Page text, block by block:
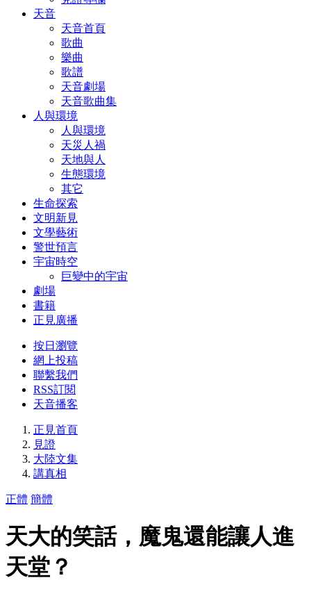
天音
天音首頁
歌曲
樂曲
歌譜
天音劇場
天音歌曲集
人與環境
人與環境
天災人禍
天地與人
生態環境
其它
生命探索
文明新見
文學藝術
警世預言
宇宙時空
巨變中的宇宙
劇場
書籍
正見廣播
按日瀏覽
網上投稿
聯繫我們
RSS訂閱
天音播客
正見首頁
見證
大陸文集
講真相
正體 簡體
天大的笑話，魔鬼還能讓人進
天堂？